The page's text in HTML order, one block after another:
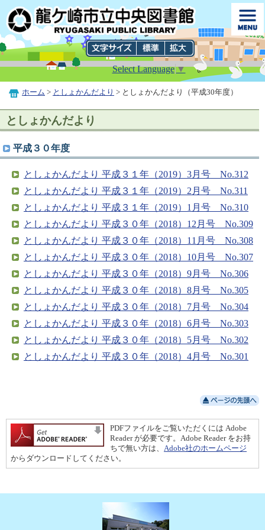
Select Language▼
ホーム > としょかんだより > としょかんだより（平成30年度）
としょかんだより
平成３０年度
としょかんだより 平成３１年（2019）3月号 No.312
としょかんだより 平成３１年（2019）2月号 No.311
としょかんだより 平成３１年（2019）1月号 No.310
としょかんだより 平成３０年（2018）12月号 No.309
としょかんだより 平成３０年（2018）11月号 No.308
としょかんだより 平成３０年（2018）10月号 No.307
としょかんだより 平成３０年（2018）9月号 No.306
としょかんだより 平成３０年（2018）8月号 No.305
としょかんだより 平成３０年（2018）7月号 No.304
としょかんだより 平成３０年（2018）6月号 No.303
としょかんだより 平成３０年（2018）5月号 No.302
としょかんだより 平成３０年（2018）4月号 No.301
PDFファイルをご覧いただくには Adobe
Reader が必要です。Adobe Reader をお持
ちで無い方は、 Adobe社のホームページ
からダウンロードしてください。